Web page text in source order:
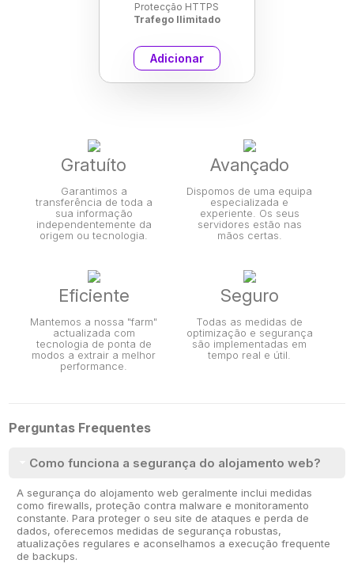
Protecção HTTPS
Trafego Ilimitado
Adicionar
Gratuíto
Garantimos a
transferência de toda a
sua informação
independentemente da
origem ou tecnologia.
Avançado
Dispomos de uma equipa
especializada e
experiente. Os seus
servidores estão nas
mãos certas.
Eficiente
Mantemos a nossa "farm"
actualizada com
tecnologia de ponta de
modos a extrair a melhor
performance.
Seguro
Todas as medidas de
optimização e segurança
são implementadas em
tempo real e útil.
Perguntas Frequentes
Como funciona a segurança do alojamento web?
A segurança do alojamento web geralmente inclui medidas
como firewalls, proteção contra malware e monitoramento
constante. Para proteger o seu site de ataques e perda de
dados, oferecemos medidas de segurança robustas,
atualizações regulares e aconselhamos a execução frequente
de backups.